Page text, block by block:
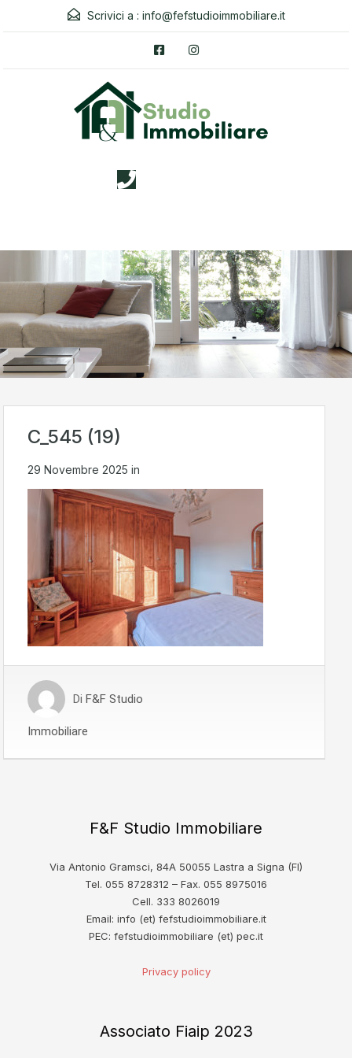
Scrivici a : info@fefstudioimmobiliare.it
C_545 (19)
29 Novembre 2025 in
Di F&F Studio
Immobiliare
F&F Studio Immobiliare
Via Antonio Gramsci, 84A 50055 Lastra a Signa (FI)
Tel. 055 8728312 – Fax. 055 8975016
Cell. 333 8026019
Email: info (et) fefstudioimmobiliare.it
PEC: fefstudioimmobiliare (et) pec.it
Privacy policy
Associato Fiaip 2023